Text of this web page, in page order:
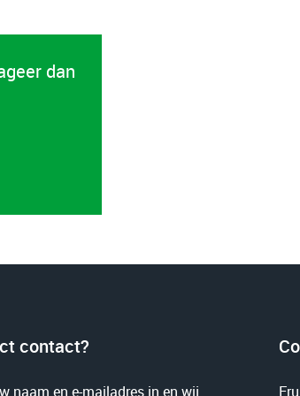
dan
contact?
naam en e-mailadres in en wij